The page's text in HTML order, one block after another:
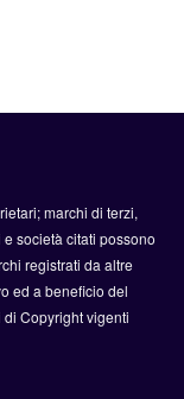
marchi di terzi,
società citati possono
registrati da altre
ed a beneficio del
Copyright vigenti